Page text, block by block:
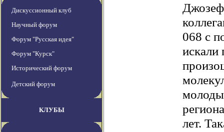
Дискуссионный клуб
Научный форум
Форум "Русская идея"
Форум "Курск"
Исторический форум
Детский форум
КЛУБЫ
068 с
искали
лет.